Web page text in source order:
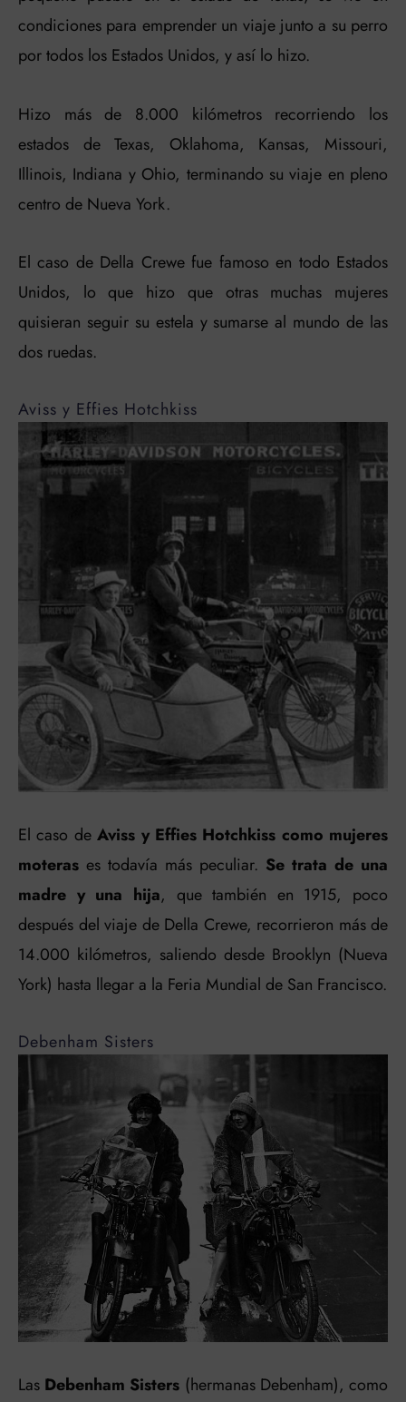
condiciones para emprender un viaje junto a su perro
por todos los Estados Unidos, y así lo hizo.
Hizo más de 8.000 kilómetros recorriendo los
estados de Texas, Oklahoma, Kansas, Missouri,
Illinois, Indiana y Ohio, terminando su viaje en pleno
centro de Nueva York.
El caso de Della Crewe fue famoso en todo Estados
Unidos, lo que hizo que otras muchas mujeres
quisieran seguir su estela y sumarse al mundo de las
dos ruedas.
Aviss y Effies Hotchkiss
El caso deAviss y Effies Hotchkiss como mujeres
moteras es todavía más peculiar. Se trata de una
madre y una hija, que también en 1915, poco
después del viaje de Della Crewe, recorrieron más de
14.000 kilómetros, saliendo desde Brooklyn (Nueva
York) hasta llegar a la Feria Mundial de San Francisco.
Debenham Sisters
Las Debenham Sisters (hermanas Debenham), como